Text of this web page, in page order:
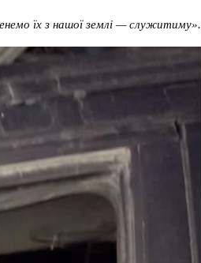
їх з нашої землі — служитиму».